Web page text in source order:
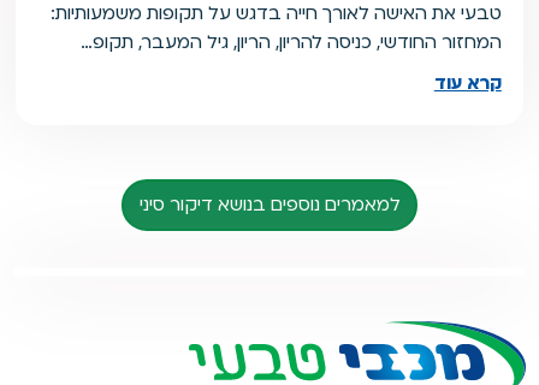
טבעי את האישה לאורך חייה בדגש על תקופות משמעותיות:
המחזור החודשי, כניסה להריון, הריון, גיל המעבר, תקופ…
קרא עוד
למאמרים נוספים בנושא דיקור סיני